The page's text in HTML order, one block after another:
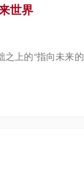
世界
上的“指向未来